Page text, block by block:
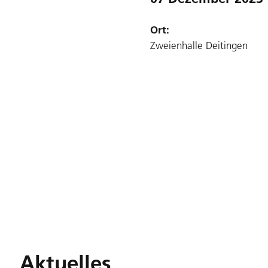
Ort:
Zweienhalle Deitingen